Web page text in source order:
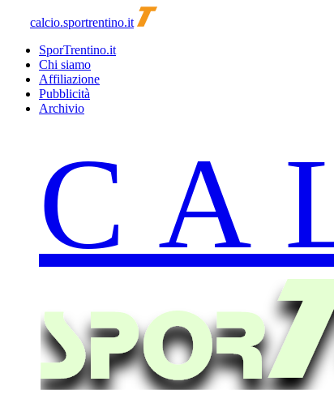
calcio.sportrentino.it
SporTrentino.it
Chi siamo
Affiliazione
Pubblicità
Archivio